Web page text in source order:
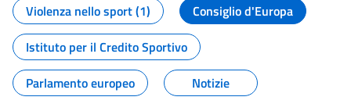
Violenza nello sport (1)
Consiglio d'Europa
Istituto per il Credito Sportivo
Parlamento europeo
Notizie